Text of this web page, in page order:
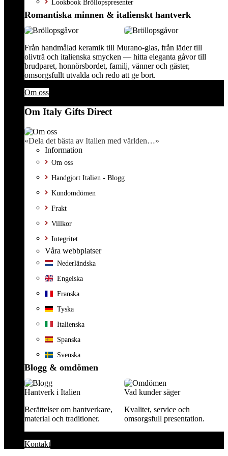
Lookbook Bröllopspresenter
Romantiska minnen & italienskt hantverk
Från handmålad keramik till Murano-glas, från läder till
olivträ och italienska smycken — hitta eleganta gåvor till
brudparet, honnörsbordet, familj, vänner och gäster,
omsorgsfullt utvalda och redo att ge bort.
Om oss
Om Italy Gifts Direct
«Dela det bästa av Italien med världen…»
Information
Om oss
Handgjort Italien - Blogg
Kundomdömen
Frakt
Villkor
Integritet
Våra webbplatser
Nederländska
Engelska
Franska
Tyska
Italienska
Spanska
Svenska
Blogg & omdömen
Hantverk i Italien
Berättelser om hantverkare,
material och traditioner.
Vad kunder säger
Kvalitet, service och
omsorgsfull presentation.
Kontakt